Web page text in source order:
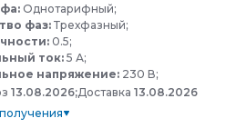
Однотарифный;
фаз: Трехфазный;
0.5;
ток:5 А;
напряжение: 230 В;
13.08.2026;Доставка 13.08.2026